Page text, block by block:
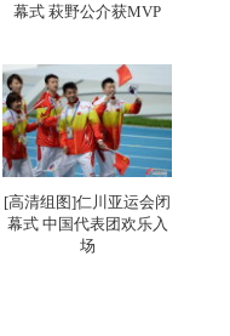
幕式 萩野公介获MVP
[高清组图]仁川亚运会闭
幕式 中国代表团欢乐入
场